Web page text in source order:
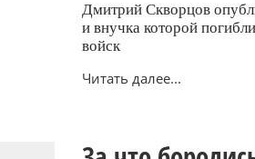
Дмитрий Скворцов
и внучка которой
войск
Читать далее...